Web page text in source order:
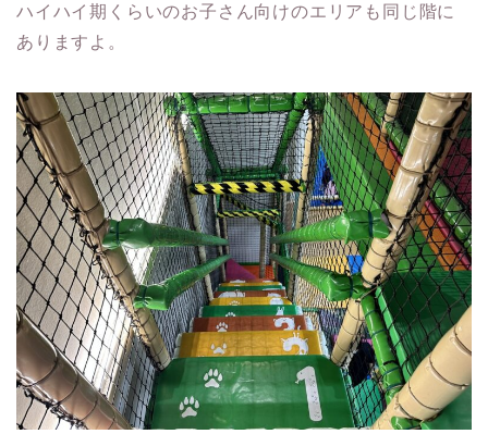
ハイハイ期くらいのお子さん向けのエリアも同じ階に
ありますよ。